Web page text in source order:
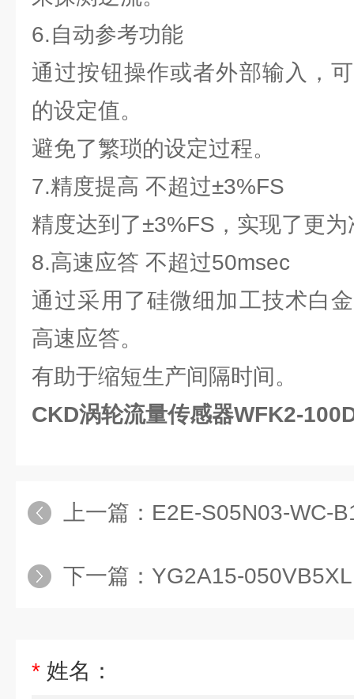
6.自动参考功能
通过按钮操作或者外部输入，
的设定值。
避免了繁琐的设定过程。
7.精度提高 不超过±3%FS
精度达到了±3%FS，实现了更
8.高速应答 不超过50msec
通过采用了硅微细加工技术白
高速应答。
有助于缩短生产间隔时间。
CKD涡轮流量传感器WFK2-
上一篇： E2E-S05N03-WC-B1 2M接
下一篇： YG2A15-050VB5XLEAX西克SICK
* 姓名：